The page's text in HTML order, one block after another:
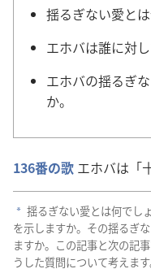
揺るぎない愛とは
エホバは誰に対
エホバの揺るぎ
か。
136番の歌 エホバは「
a 揺るぎない愛とは何でし
を示しますか。その揺るぎ
ますか。この記事と次の記事
うした質問について考えます